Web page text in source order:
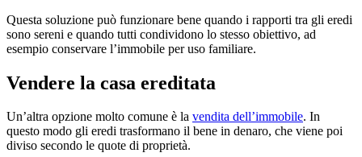
Questa soluzione può funzionare bene quando i rapporti tra gli eredi
sono sereni e quando tutti condividono lo stesso obiettivo, ad
esempio conservare l’immobile per uso familiare.
Vendere la casa ereditata
Un’altra opzione molto comune è la vendita dell’immobile. In
questo modo gli eredi trasformano il bene in denaro, che viene poi
diviso secondo le quote di proprietà.